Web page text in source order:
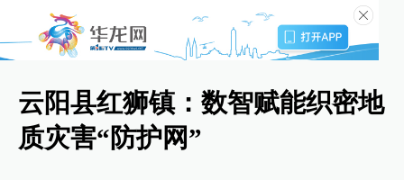
云阳县红狮镇：数智赋能织密地
质灾害“防护网”